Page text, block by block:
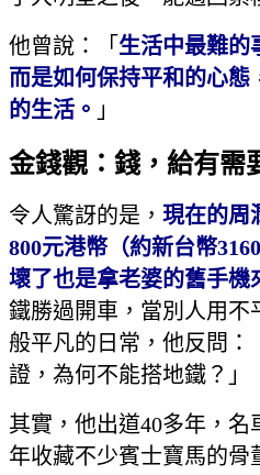
他曾說：「 生活中最難的
而是如何保持平和的心
的生活。 」
金錢觀：錢，給有需
令人驚訝的是， 現在的周
800元港幣（約新台幣
壞了也是拿老婆的舊手機
鐵勝過開車，當別人用不
般平凡的日常，他反問：
證，為何不能搭地鐵？」
其實，他出道40多年，
年收藏不少賓士寶馬的骨